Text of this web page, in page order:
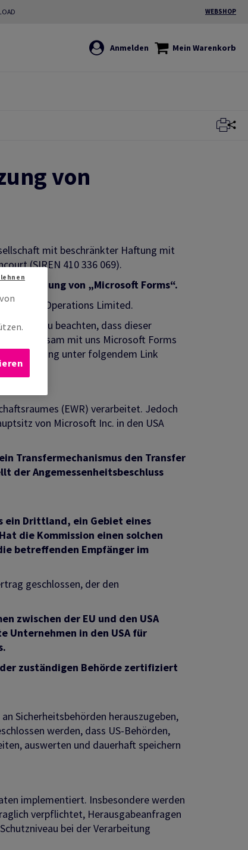
WEBSHOP
Anmelden Mein Warenkorb
von
mit beschränkter Haftung mit
(SIREN 410 336 069).
Nutzung von „Microsoft Forms“.
Ireland Operations Limited.
ist zu beachten, dass dieser
gemeinsam mit uns Microsoft Forms
Erklärung unter folgendem Link
(EWR) verarbeitet. Jedoch
von Microsoft Inc. in den USA
Transfermechanismus den Transfer
der Angemessenheitsbeschluss
ein Drittland, ein Gebiet eines
die Kommission einen solchen
betreffenden Empfänger im
geschlossen, der den
zwischen der EU und den USA
Unternehmen in den USA für
zuständigen Behörde zertifiziert
Sicherheitsbehörden herauszugeben,
werden, dass US-Behörden,
auswerten und dauerhaft speichern
implementiert. Insbesondere werden
verpflichtet, Herausgabeanfragen
bei der Verarbeitung